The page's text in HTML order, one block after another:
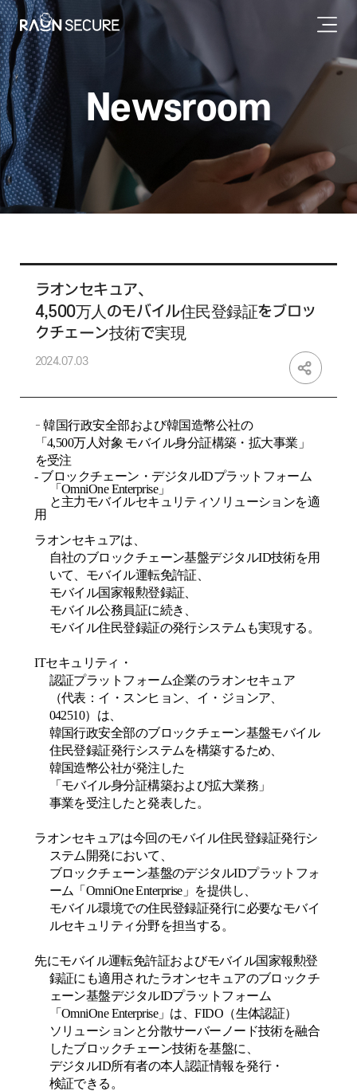
Newsroom
ラオンセキュア、
4,500万人のモバイル住民登録証をブロッ
クチェーン技術で実現
2024.07.03
-韓国行政安全部および韓国造幣公社の
「4,500万人対象 モバイル身分証構築・拡大事業」
を受注
- ブロックチェーン・デジタルIDプラットフォーム
「OmniOneEnterprise」
と主力モバイルセキュリティソリューションを適
用
ラオンセキュアは、
自社のブロックチェーン基盤デジタルID技術を用
いて、モバイル運転免許証、
モバイル国家報勲登録証、
モバイル公務員証に続き、
モバイル住民登録証の発行システムも実現する。
ITセキュリティ・
認証プラットフォーム企業のラオンセキュア
（代表：イ・スンヒョン、イ・ジョンア、
042510）は、
韓国行政安全部のブロックチェーン基盤モバイル
住民登録証発行システムを構築するため、
韓国造幣公社が発注した
「モバイル身分証構築および拡大業務」
事業を受注したと発表した。
ラオンセキュアは今回のモバイル住民登録証発行シ
ステム開発において、
ブロックチェーン基盤のデジタルIDプラットフォ
ーム「 OmniOneEnterprise」を提供し、
モバイル環境での住民登録証発行に必要なモバイ
ルセキュリティ分野を担当する。
先にモバイル運転免許証およびモバイル国家報勲登
録証にも適用されたラオンセキュアのブロックチ
ェーン基盤デジタルIDプラットフォーム
「OmniOneEnterprise」は、FIDO （生体認証）
ソリューションと分散サーバーノード技術を融合
したブロックチェーン技術を基盤に、
デジタルID所有者の本人認証情報を発行・
検証できる。